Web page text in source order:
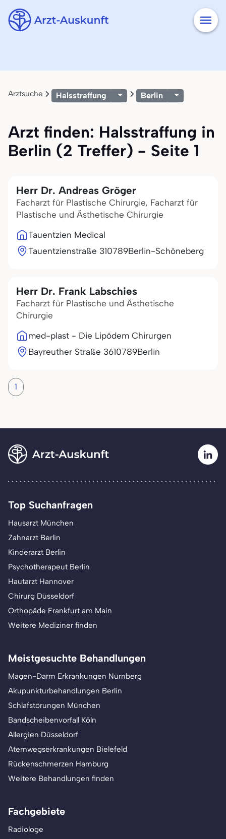
Arztsuche Halsstraffung Berlin
Arzt finden: Halsstraffung in
Berlin (2 Treffer) - Seite 1
Herr Dr. Andreas Gröger
Facharzt für Plastische Chirurgie, Facharzt für
Plastische und Ästhetische Chirurgie
Tauentzien Medical
Tauentzienstraße 310789Berlin-Schöneberg
Herr Dr. Frank Labschies
Facharzt für Plastische und Ästhetische
Chirurgie
med-plast - Die Lipödem Chirurgen
Bayreuther Straße 3610789Berlin
1
Top Suchanfragen
Hausarzt München
Zahnarzt Berlin
Kinderarzt Berlin
Psychotherapeut Berlin
Hautarzt Hannover
Chirurg Düsseldorf
Orthopäde Frankfurt am Main
Weitere Mediziner finden
Meistgesuchte Behandlungen
Magen-Darm Erkrankungen Nürnberg
Akupunkturbehandlungen Berlin
Schlafstörungen München
Bandscheibenvorfall Köln
Allergien Düsseldorf
Atemwegserkrankungen Bielefeld
Rückenschmerzen Hamburg
Weitere Behandlungen finden
Fachgebiete
Radiologe